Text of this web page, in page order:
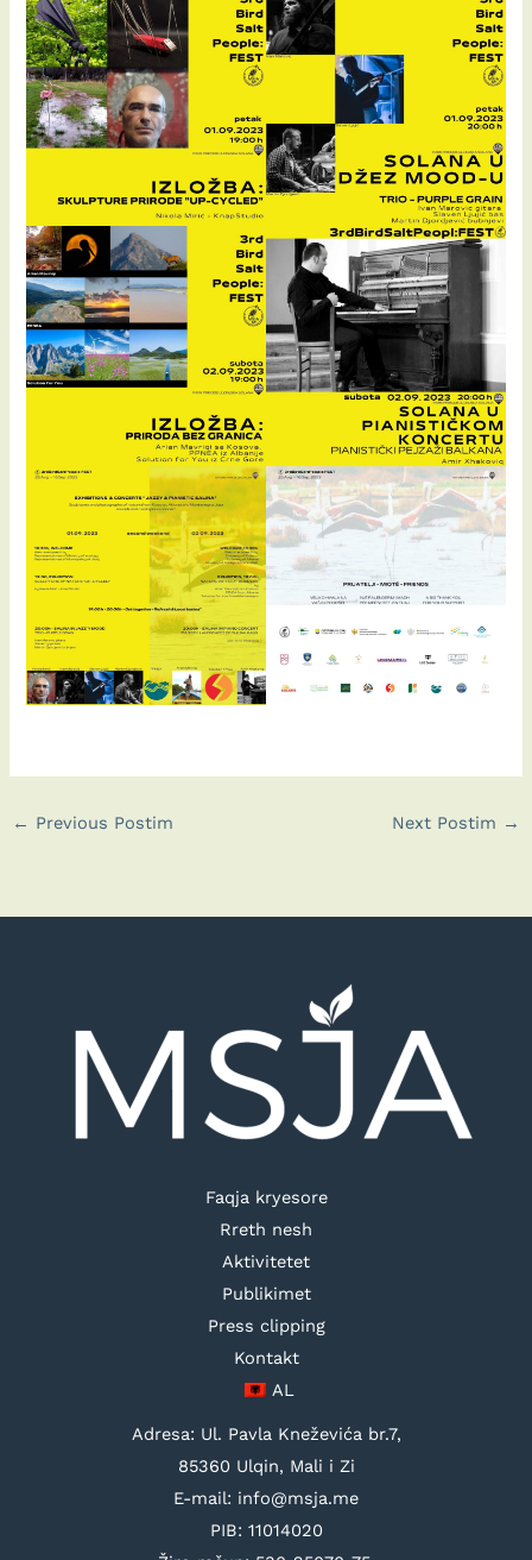
← Previous Postim Next Postim →
Faqja kryesore
Rreth nesh
Aktivitetet
Publikimet
Press clipping
Kontakt
AL
Adresa: Ul. Pavla Kneževića br.7,
85360 Ulqin, Mali i Zi
E-mail: info@msja.me
PIB: 11014020